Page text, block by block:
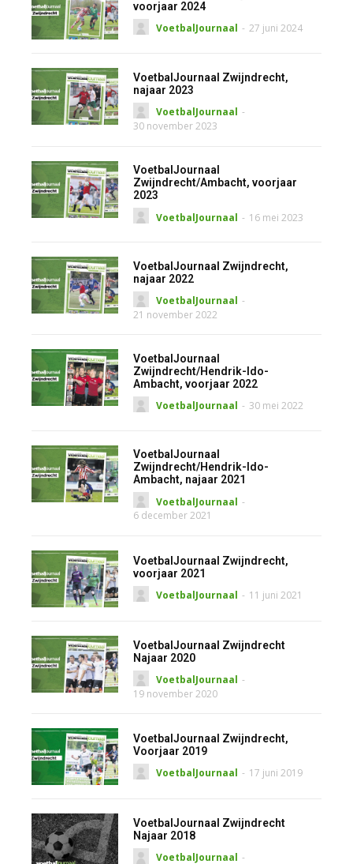
voorjaar 2024
VoetbalJournaal - 27 juni 2024
VoetbalJournaal Zwijndrecht,
najaar 2023
VoetbalJournaal -
30 november 2023
VoetbalJournaal
Zwijndrecht/Ambacht, voorjaar
2023
VoetbalJournaal - 16 mei 2023
VoetbalJournaal Zwijndrecht,
najaar 2022
VoetbalJournaal -
21 november 2022
VoetbalJournaal
Zwijndrecht/Hendrik-Ido-
Ambacht, voorjaar 2022
VoetbalJournaal - 30 mei 2022
VoetbalJournaal
Zwijndrecht/Hendrik-Ido-
Ambacht, najaar 2021
VoetbalJournaal -
6 december 2021
VoetbalJournaal Zwijndrecht,
voorjaar 2021
VoetbalJournaal - 11 juni 2021
VoetbalJournaal Zwijndrecht
Najaar 2020
VoetbalJournaal -
19 november 2020
VoetbalJournaal Zwijndrecht,
Voorjaar 2019
VoetbalJournaal - 17 juni 2019
VoetbalJournaal Zwijndrecht
Najaar 2018
VoetbalJournaal -